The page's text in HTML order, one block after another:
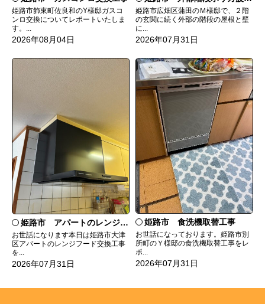
姫路市飾東町佐良和のY様邸ガスコ
ンロ交換についてレポートいたしま
す。...
2026年08月04日
姫路市広畑区蒲田のＭ様邸で、２階
の玄関に続く外部の階段の屋根と壁
に...
2026年07月31日
姫路市 アパートのレンジフード交換
お世話になります本日は姫路市大津
区アパートのレンジフード交換工事
を...
2026年07月31日
姫路市 食洗機取替工事
お世話になっております。姫路市別
所町のＹ様邸の食洗機取替工事をレ
ポ...
2026年07月31日